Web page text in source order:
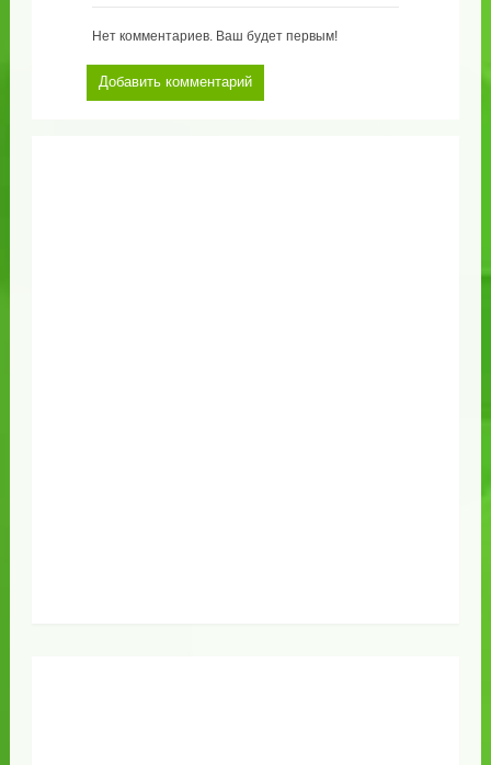
Нет комментариев. Ваш будет первым!
Добавить комментарий